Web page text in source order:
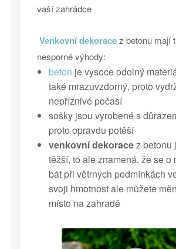
vaší zahrádce
Venkovní dekoracez betonu mají
nesporné výhody:
beton je vysoce odolný
také mrazuvzdorný, proto
nepříznivé počasí
sošky jsou vyrobené s
proto opravdu potěší
venkovní dekoracez betonu
těžší, to ale znamená, že se o
bát při větrných podmínkách
svoji hmotnost ale můžete
místo na zahradě